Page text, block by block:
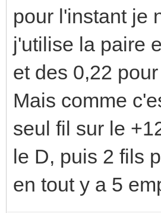
pour l'instant je
j'utilise la paire
et des 0,22
Mais comme
seul fil sur le
le D, puis 2 fils
en tout y a 5